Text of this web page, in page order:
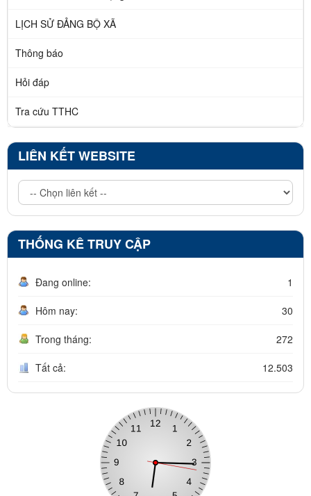
LỊCH SỬ ĐẢNG BỘ XÃ
Thông báo
Hỏi đáp
Tra cứu TTHC
LIÊN KẾT WEBSITE
THỐNG KÊ TRUY CẬP
Đang online: 1
Hôm nay: 30
Trong tháng: 272
Tất cả: 12.503